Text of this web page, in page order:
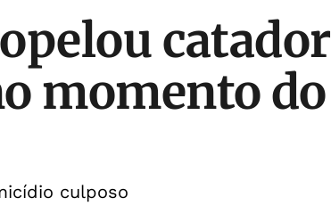
catador
momento do
culposo